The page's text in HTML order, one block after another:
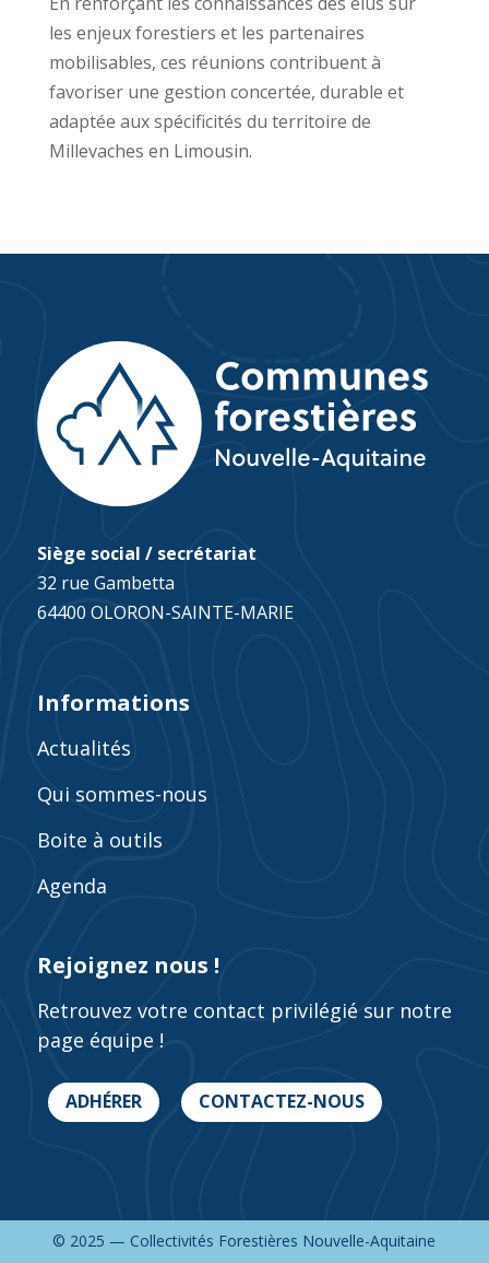
les enjeux forestiers et les partenaires
mobilisables, ces réunions contribuent à
favoriser une gestion concertée, durable et
adaptée aux spécificités du territoire de
Millevaches en Limousin.
Siège social / secrétariat
32 rue Gambetta
64400 OLORON-SAINTE-MARIE
Informations
Actualités
Qui sommes-nous
Boite à outils
Agenda
Rejoignez nous !
Retrouvez votre contact privilégié sur notre
page équipe !
ADHÉRER CONTACTEZ-NOUS
© 2025 — Collectivités Forestières Nouvelle-Aquitaine